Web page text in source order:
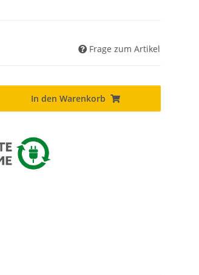
Frage zum Artikel
In den Warenkorb